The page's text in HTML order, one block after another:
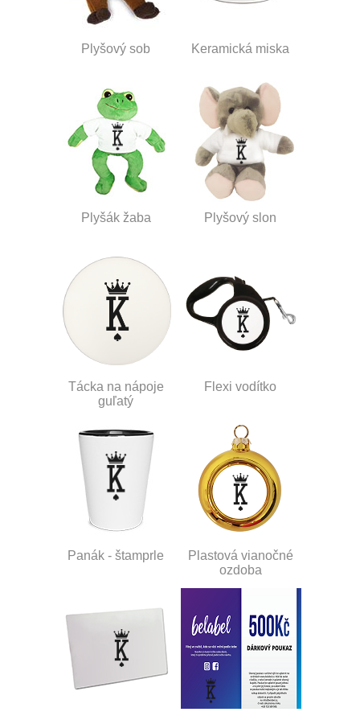
Plyšový sob Keramická miska
Plyšák žaba Plyšový slon
Tácka na nápoje
guľatý
Flexi vodítko
Panák - štamprle
Plastová vianočné
ozdoba